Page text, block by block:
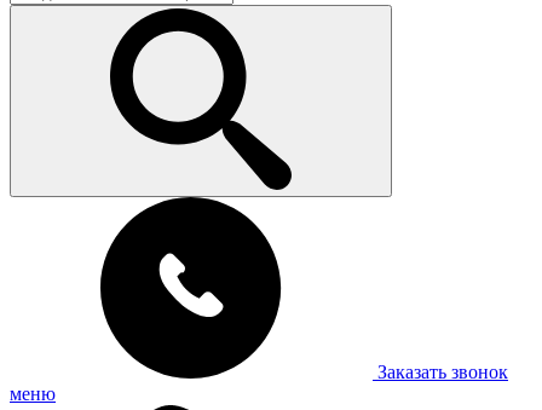
Заказать звонок
меню